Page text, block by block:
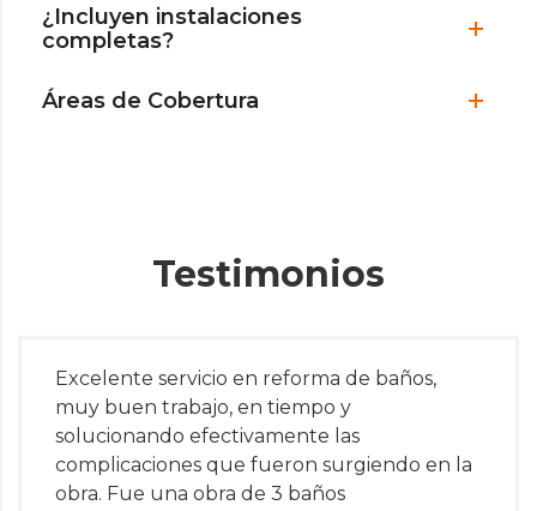
¿Incluyen instalaciones
completas?
Áreas de Cobertura
Testimonios
Excelente servicio en reforma de baños,
muy buen trabajo, en tiempo y
solucionando efectivamente las
complicaciones que fueron surgiendo en la
obra. Fue una obra de 3 baños